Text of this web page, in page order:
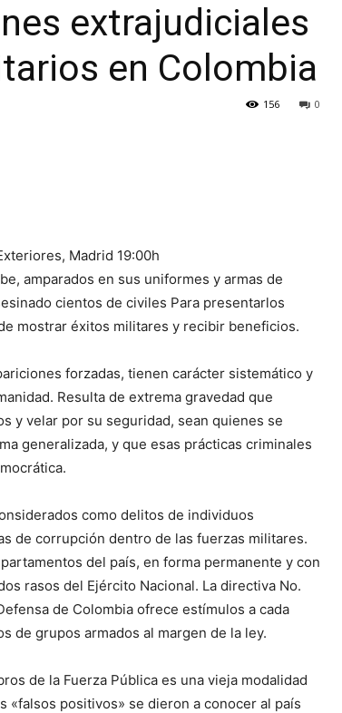
extrajudiciales
en Colombia
0
156
Madrid 19:00h
amparados en sus uniformes y armas de
cientos de civiles Para presentarlos
mostrar éxitos militares y recibir beneficios.
forzadas, tienen carácter sistemático y
Resulta de extrema gravedad que
y velar por su seguridad, sean quienes se
generalizada, y que esas prácticas criminales
como delitos de individuos
de corrupción dentro de las fuerzas militares.
del país, en forma permanente y con
rasos del Ejército Nacional. La directiva No.
de Colombia ofrece estímulos a cada
de grupos armados al margen de la ley.
de la Fuerza Pública es una vieja modalidad
«falsos positivos» se dieron a conocer al país